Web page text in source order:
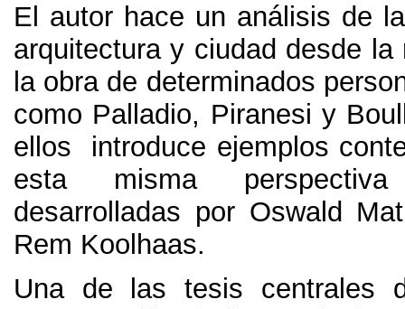
El autor hace un análisis de
arquitectura y ciudad desde la
la obra de determinados
como Palladio, Piranesi y
ellos introduce ejemplos
esta misma
desarrolladas por Oswald
Rem Koolhaas.
Una de las tesis centrales